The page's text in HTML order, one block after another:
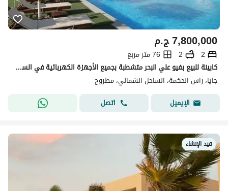
ج.م7,800,000
2
2
76 متر مربع
كابينة للبيع بفيو علي البحر متشطبة بجميع الأجهزة الكهربائية في الساحل الشمالي راس الحكمة بمشروع جايا بجوار سوديك
جايا، راس الحكمة، الساحل الشمالي، مطروح
الإيميل
اتصل
قيد الإنشاء